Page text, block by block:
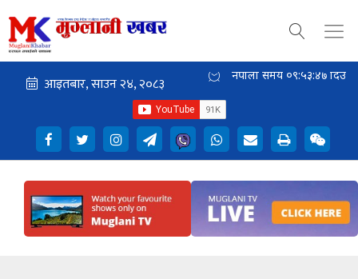
नेपाली समय ०९:५३:४७दिउँसो